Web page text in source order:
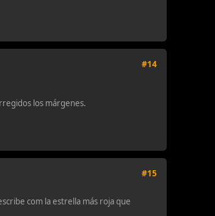
#14
los márgenes.
#15
com la estrella más roja que